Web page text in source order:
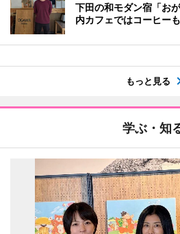
下田の和モダン宿「お
内カフェではコーヒーも
もっと見る
学ぶ・知